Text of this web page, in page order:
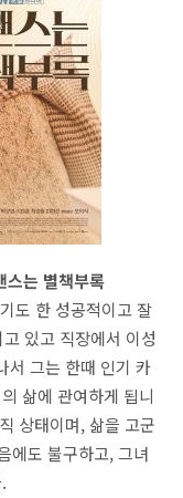
스는 별책부록
도 한 성공적이고 잘
있고 직장에서 이성
서 그는 한때 인기 카
삶에 관여하게 됩니
상태이며, 삶을 고군
에도 불구하고, 그녀